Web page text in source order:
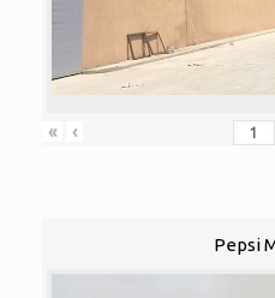
« ‹
Pepsi